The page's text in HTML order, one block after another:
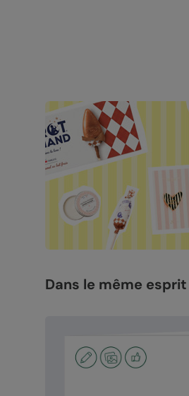
Dans le même esprit